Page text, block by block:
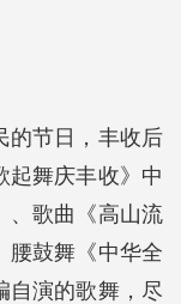
的节日，丰收后
起舞庆丰收》中
、歌曲《高山流
腰鼓舞《中华全
自演的歌舞，尽